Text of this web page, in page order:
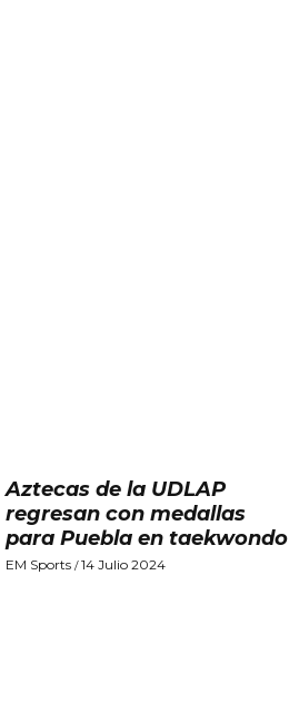
Aztecas de la UDLAP
regresan con medallas
para Puebla en taekwondo
EM Sports /14 Julio 2024